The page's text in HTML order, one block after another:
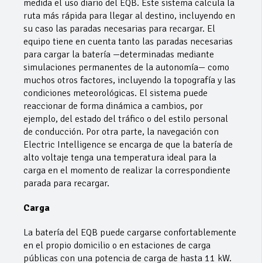
medida el uso diario del EQB. Este sistema calcula la
ruta más rápida para llegar al destino, incluyendo en
su caso las paradas necesarias para recargar. El
equipo tiene en cuenta tanto las paradas necesarias
para cargar la batería —determinadas mediante
simulaciones permanentes de la autonomía— como
muchos otros factores, incluyendo la topografía y las
condiciones meteorológicas. El sistema puede
reaccionar de forma dinámica a cambios, por
ejemplo, del estado del tráfico o del estilo personal
de conducción. Por otra parte, la navegación con
Electric Intelligence se encarga de que la batería de
alto voltaje tenga una temperatura ideal para la
carga en el momento de realizar la correspondiente
parada para recargar.
Carga
La batería del EQB puede cargarse confortablemente
en el propio domicilio o en estaciones de carga
públicas con una potencia de carga de hasta 11 kW.